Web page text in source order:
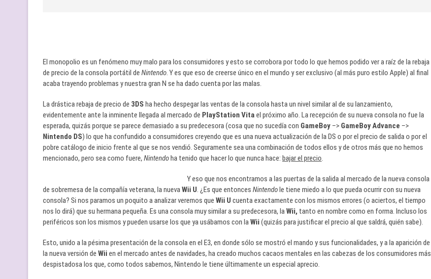
El monopolio es un fenómeno muy malo para los consumidores y esto se corrobora por todo lo que hemos podido ver a raíz de la rebaja
de precio de la consola portátil de Nintendo. Y es que eso de creerse único en el mundo y ser exclusivo (al más puro estilo Apple) al final
acaba trayendo problemas y nuestra gran N se ha dado cuenta por las malas.
La drástica rebaja de precio de 3DS ha hecho despegar las ventas de la consola hasta un nivel similar al de su lanzamiento,
evidentemente ante la inminente llegada al mercado de PlayStation Vitael próximo año. La recepción de su nueva consola no fue la
esperada, quizás porque se parece demasiado a su predecesora (cosa que no sucedía con GameBoy –> GameBoy Advance –>
Nintendo DS) lo que ha confundido a consumidores creyendo que es una nueva actualización de la DS o por el precio de salida o por el
pobre catálogo de inicio frente al que se nos vendió. Seguramente sea una combinación de todos ellos y de otros más que no hemos
mencionado, pero sea como fuere, Nintendoha tenido que hacer lo que nunca hace: bajar el precio.
Y eso que nos encontramos a las puertas de la salida al mercado de la nueva consola
de sobremesa de la compañía veterana, la nuevaWii U. ¿Es que entonces Nintendole tiene miedo a lo que pueda ocurrir con su nueva
consola? Si nos paramos un poquito a analizar veremos que Wii U cuenta exactamente con los mismos errores (o aciertos, el tiempo
nos lo dirá) que su hermana pequeña. Es una consola muy similar a su predecesora, laWii, tanto en nombre como en forma. Incluso los
periféricos son los mismos y pueden usarse los que ya usábamos con laWii (quizás para justificar el precio al que saldrá, quién sabe).
Esto, unido a la pésima presentación de la consola en el E3, en donde sólo se mostró el mando y sus funcionalidades, y a la aparición de
la nueva versión de Wii en el mercado antes de navidades, ha creado muchos cacaos mentales en las cabezas de los consumidores más
despistadosa los que, como todos sabemos, Nintendo le tiene últimamente un especial aprecio.